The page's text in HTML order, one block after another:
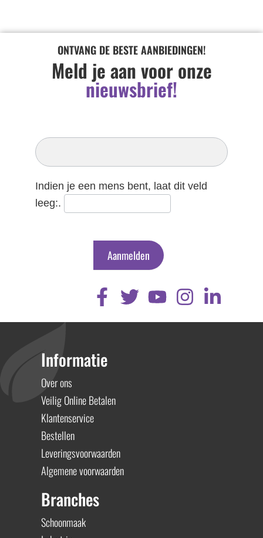
ONTVANG DE BESTE AANBIEDINGEN!
Meld je aan voor onze
nieuwsbrief!
Inschrijven
Nieuwsbrief
Indien je een mens bent, laat dit veld
leeg:.
Aanmelden
Informatie
Over ons
Veilig Online Betalen
Klantenservice
Bestellen
Leveringsvoorwaarden
Algemene voorwaarden
Branches
Schoonmaak